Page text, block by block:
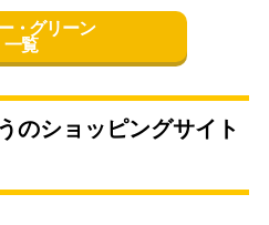
・グリーン
一覧
のショッピングサイト